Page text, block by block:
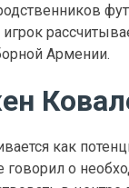
Армении.
как
о